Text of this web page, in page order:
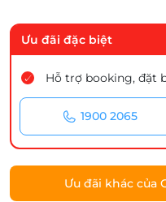
Ưu đãi đặc biệt
Hỗ trợ booking, đặt
1900 2065
Ưu đãi khác của